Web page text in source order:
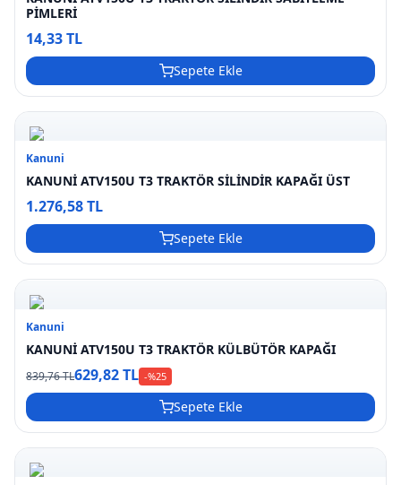
PİMLERİ
14,33 TL
Sepete Ekle
Kanuni
KANUNİ ATV150U T3 TRAKTÖR SİLİNDİR KAPAĞI ÜST
1.276,58 TL
Sepete Ekle
Kanuni
KANUNİ ATV150U T3 TRAKTÖR KÜLBÜTÖR KAPAĞI
839,76 TL629,82 TL -%25
Sepete Ekle